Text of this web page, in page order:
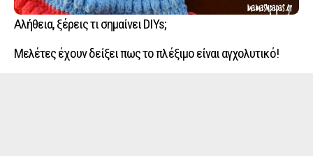
Αλήθεια, ξέρεις τι σημαίνει DIYs;
Μελέτες έχουν δείξει πως το πλέξιμο είναι αγχολυτικό!